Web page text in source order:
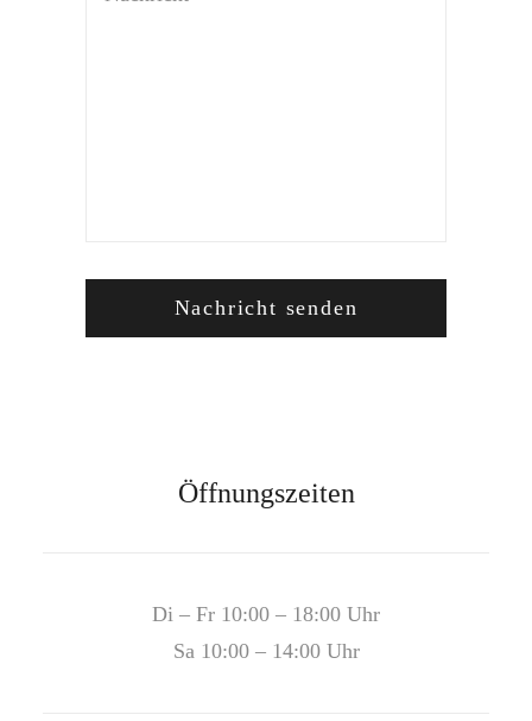
Öffnungszeiten
Di – Fr 10:00 – 18:00 Uhr
Sa 10:00 – 14:00 Uhr